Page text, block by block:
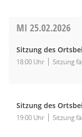
MI 25.02.2026
Sitzung des
18:00 Uhr Sitzung
Sitzung des
19:00 Uhr Sitzung